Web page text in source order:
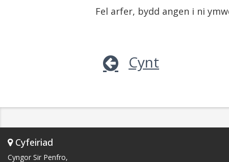
Fel arfer, bydd angen i ni
Cynt
Cyfeiriad
Cyngor Sir Penfro,